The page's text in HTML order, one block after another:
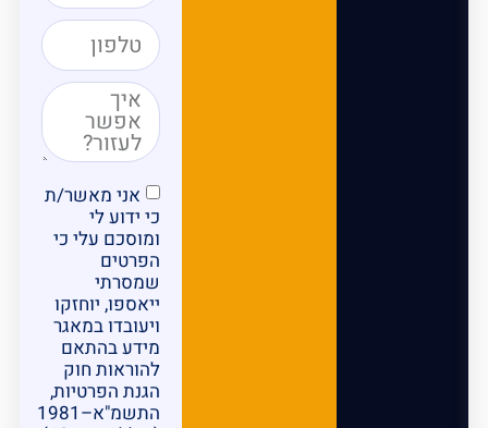
אני מאשר/ת
כי ידוע לי
ומוסכם עלי כי
הפרטים
שמסרתי
ייאספו, יוחזקו
ויעובדו במאגר
מידע בהתאם
להוראות חוק
הגנת הפרטיות,
התשמ"א–1981